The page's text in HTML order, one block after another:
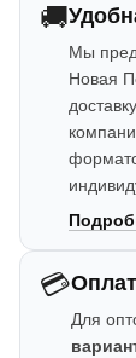
🚚
Мы
Новая
💳
Для